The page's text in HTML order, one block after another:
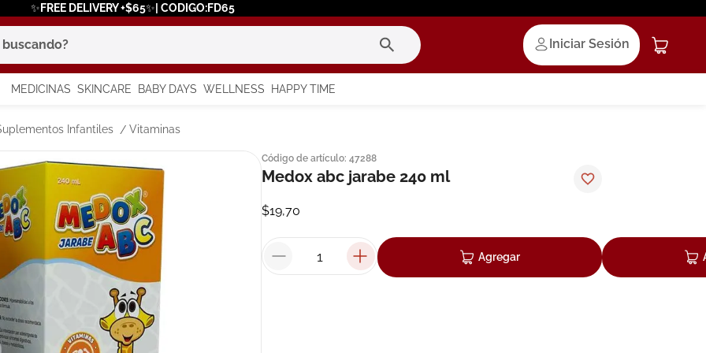
✨FREE DELIVERY +$65✨| CODIGO:FD65
Iniciar Sesión
MEDICINAS SKINCARE BABY DAYS WELLNESS HAPPY TIME
Infantiles Vitaminas
Código de artículo: 47288
Medox abc jarabe 240 ml
$19,70
Agregar
más buscados